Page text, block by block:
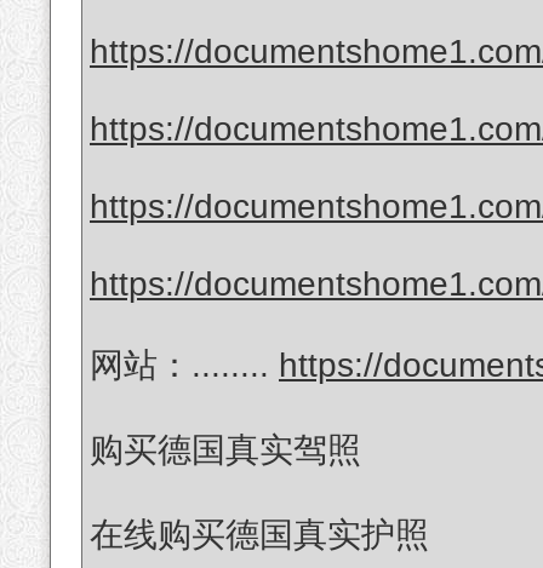
https://
https://
https://
https://
网站：........ https://
购买德国真实驾照
在线购买德国真实护照